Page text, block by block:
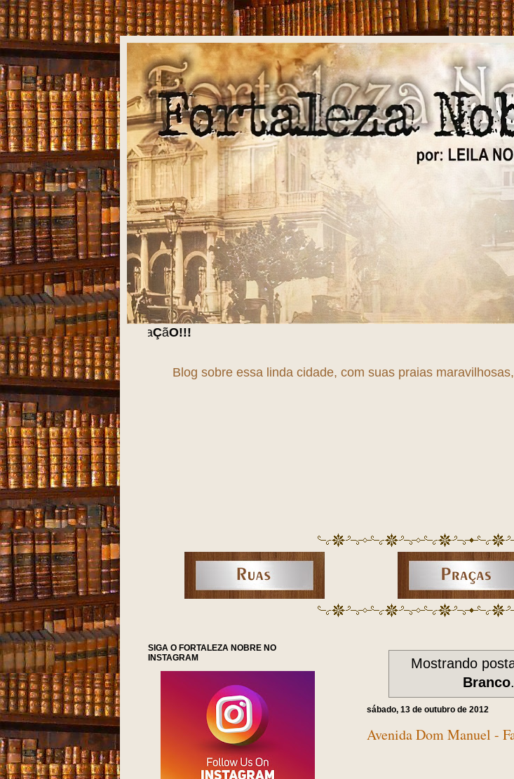
Blog sobre essa linda cidade, com suas praias
Mostrando
Branco.
sábado, 13 de outubro de 2012
Avenida Dom Manuel -
SIGA O FORTALEZA NOBRE NO
INSTAGRAM